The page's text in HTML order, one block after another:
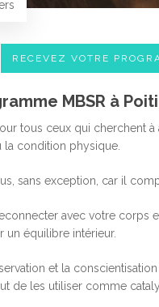
RECEVEZ VOTRE
MBSR à
tous ceux qui cherchent
la condition physique.
sans exception, car il
avec votre corps
un équilibre intérieur.
et la
de les utiliser comme